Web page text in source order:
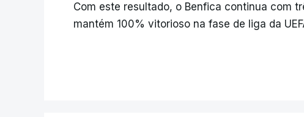
Com este resultado, o Benfica continua com
mantém 100% vitorioso na fase de liga da